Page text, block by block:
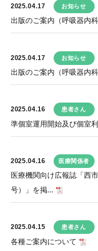
2025.04.17 お知らせ
出版のご案内（呼吸器内
2025.04.17 お知らせ
出版のご案内（呼吸器内
2025.04.16 患者さん
準個室運用開始及び個室
2025.04.16 医療関係者
医療機関向け広報誌「西
号）」を掲...
2025.04.15 患者さん
各種ご案内について